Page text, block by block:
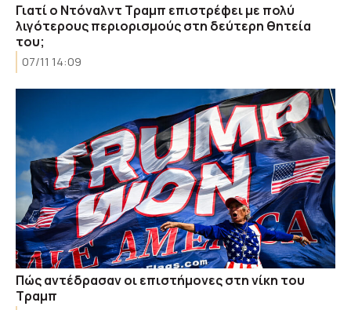
Γιατί ο Ντόναλντ Τραμπ επιστρέφει με πολύ
λιγότερους περιορισμούς στη δεύτερη θητεία
του;
07/11 14:09
Πώς αντέδρασαν οι επιστήμονες στη νίκη του
Τραμπ